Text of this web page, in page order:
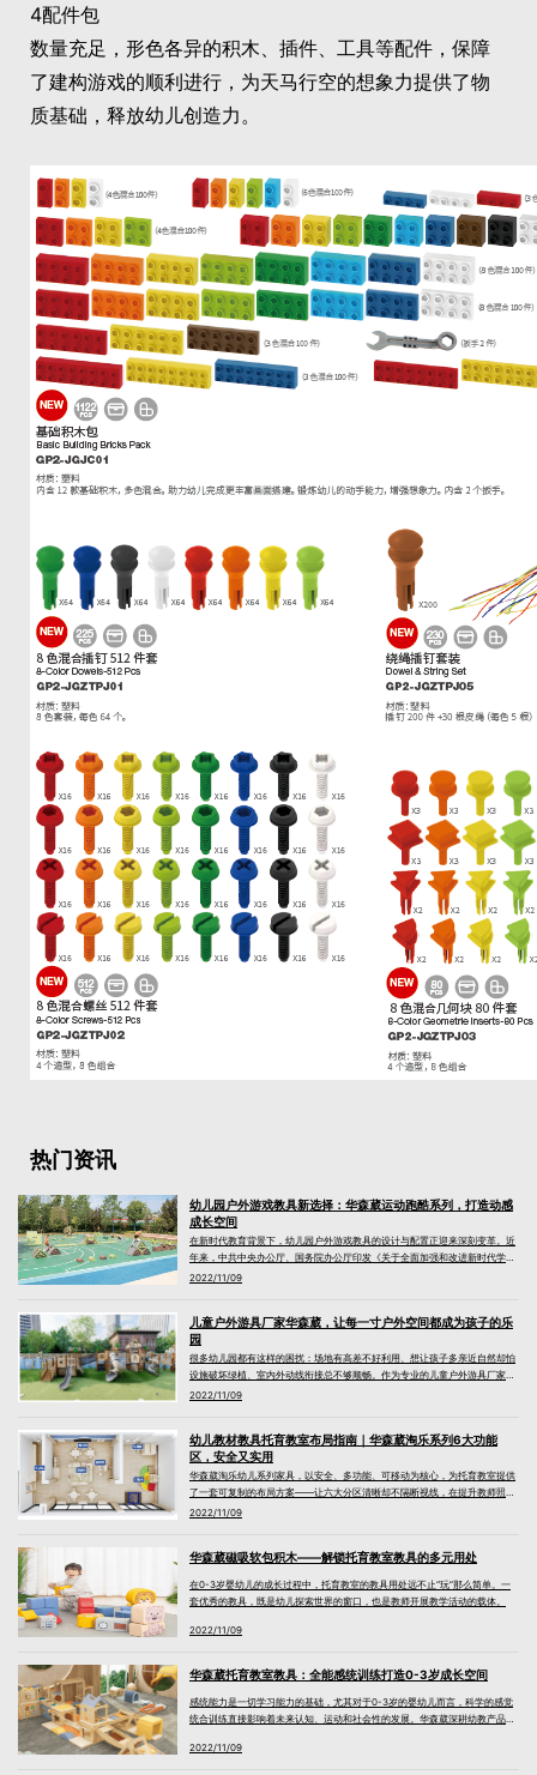
4配件包
数量充足，形色各异的积木、插件、工具等配件，保障
了建构游戏的顺利进行，为天马行空的想象力提供了物
质基础，释放幼儿创造力。
热门资讯
幼儿园户外游戏教具新选择：华森葳运动跑酷系列，打造动感
成长空间
在新时代教育背景下，幼儿园户外游戏教具的设计与配置正迎来深刻变革。近
年来，中共中央办公厅、国务院办公厅印发《关于全面加强和改进新时代学校
美育工作的意见》，明确提出“坚持健康第一的教育理念，推动青少年文化学习
2022/11/09
儿童户外游具厂家华森葳，让每一寸户外空间都成为孩子的乐
园
很多幼儿园都有这样的困扰：场地有高差不好利用、想让孩子多亲近自然却怕
设施破坏绿植、室内外动线衔接总不够顺畅。作为专业的儿童户外游具厂家，
华森葳早就把这些痛点变成了孩子眼里藏满惊喜的游戏日常。
2022/11/09
幼儿教材教具托育教室布局指南｜华森葳淘乐系列6大功能
区，安全又实用
华森葳淘乐幼儿系列家具，以安全、多功能、可移动为核心，为托育教室提供
了一套可复制的布局方案——让六大分区清晰却不隔断视线，在提升教师照护
效率的同时，为幼儿营造安全、舒适的成长环境。
2022/11/09
华森葳磁吸软包积木——解锁托育教室教具的多元用处
在0-3岁婴幼儿的成长过程中，托育教室的教具用处远不止“玩”那么简单。一
套优秀的教具，既是幼儿探索世界的窗口，也是教师开展教学活动的载体。
2022/11/09
华森葳托育教室教具：全能感统训练打造0-3岁成长空间
感统能力是一切学习能力的基础，尤其对于0-3岁的婴幼儿而言，科学的感觉
统合训练直接影响着未来认知、运动和社会性的发展。华森葳深耕幼教产品整
空间”为核心的托育教室教具新体系，通过专项定制、阶梯式训练和模块化组
2022/11/09